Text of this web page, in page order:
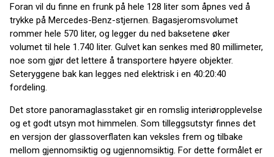
Foran vil du finne en frunk på hele 128 liter som åpnes ved å
trykke på Mercedes-Benz-stjernen. Bagasjeromsvolumet
rommer hele 570 liter, og legger du ned baksetene øker
volumet til hele 1.740 liter. Gulvet kan senkes med 80 millimeter,
noe som gjør det lettere å transportere høyere objekter.
Seteryggene bak kan legges ned elektrisk i en 40:20:40
fordeling.
Det store panoramaglasstaket gir en romslig interiøropplevelse
og et godt utsyn mot himmelen. Som tilleggsutstyr finnes det
en versjon der glassoverflaten kan veksles frem og tilbake
mellom gjennomsiktig og ugjennomsiktig. For dette formålet er